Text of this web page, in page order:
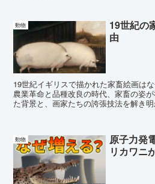
動物
19世紀の
由
19世紀イギリスで描かれた家畜絵画は
農業革命と品種改良の時代、家畜の姿
た背景と、画家たちの誇張技法を解き明
動物
原子力発
リカワニ